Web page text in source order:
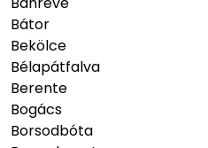
Bátor
Bekölce
Bélapátfalva
Berente
Bogács
Borsodbóta